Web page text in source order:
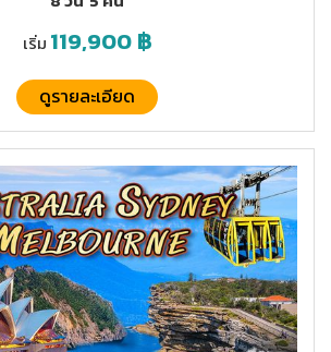
เริ่ม 119,900฿
ดูรายละเอียด